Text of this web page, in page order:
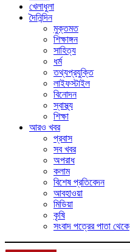
খেলাধুলা
দৈনিন্দিন
মুক্তমত
শিক্ষাঙ্গন
সাহিত্য
ধর্ম
তথ্যপ্রযুক্তি
লাইফস্টাইল
বিনোদন
স্বাস্থ্য
শিক্ষা
আরও খবর
প্রবাস
সব খবর
অপরাধ
কলাম
বিশেষ প্রতিবেদন
আবহাওয়া
মিডিয়া
কৃষি
সংবাদ পত্রের পাতা থেকে